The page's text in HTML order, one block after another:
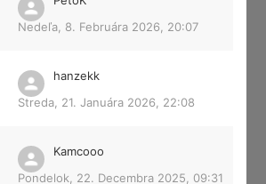
Nedeľa, 8. Februára 2026, 20:07
hanzekk
Streda, 21. Januára 2026, 22:08
Kamcooo
Pondelok, 22. Decembra 2025, 09:31